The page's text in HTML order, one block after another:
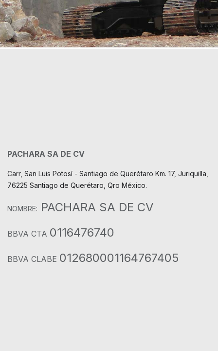
PACHARA SA DE CV
Carr, San Luis Potosí - Santiago de Querétaro Km. 17, Juriquilla,
76225 Santiago de Querétaro, Qro México.
NOMBRE: PACHARA SA DE CV
BBVA CTA 0116476740
BBVA CLABE 012680001164767405